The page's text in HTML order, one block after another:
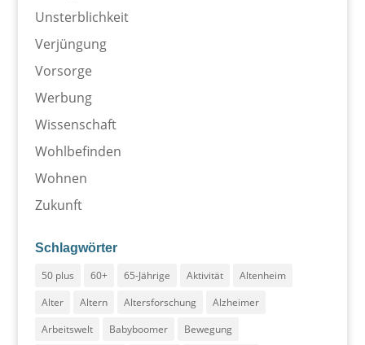
Unsterblichkeit
Verjüngung
Vorsorge
Werbung
Wissenschaft
Wohlbefinden
Wohnen
Zukunft
Schlagwörter
50 plus
60+ 65-Jährige Aktivität
Altenheim
Alter
Altern Altersforschung
Alzheimer
Arbeitswelt
Babyboomer
Bewegung